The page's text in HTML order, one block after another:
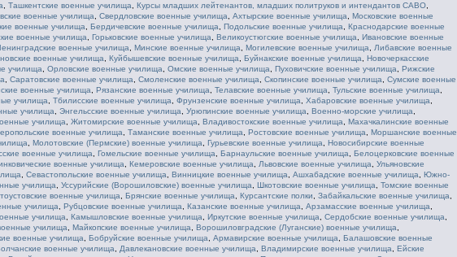
Ташкентские военные училища Курсы младших лейтенантов, младших политруков и интендантов САВО,
военные училища Свердловские военные училища Ахтырские военные училища
Московские военные
военные училища Бердичевские военные училища Подольские военные училища
Краснодарские военные
военные училища Горьковские военные училища Великоустюгские военные училища
Ивановские военные
военные училища Минские военные училища Могилевские военные училища
Либавские военные
военные училища Куйбышевские военные училища Буйнакские военные училища
Новочеркасские
училища Орловские военные училища Омские военные училища Пуховичские военные училища
Рижские
Саратовские военные училища Смоленские военные училища Скопинские военные училища
Сумские военные
военные училища Рязанские военные училища Телавские военные училища Тульские военные училища
училища Тбилисские военные училища Фрунзенские военные училища Хабаровские военные училища
училища Энгельсские военные училища Урюпинские военные училища Военно-морские училища
училища Житомирские военные училища Владивостокские военные училища
Махачкалинские военные
военные училища Таманские военные училища Ростовские военные училища
Моршанские военные
Молотовские (Пермские) военные училища Гурьевские военные училища
Новосибирские военные
военные училища Гомельские военные училища Барнаульские военные училища
Белоцерковские военные
военные училища Кемеровские военные училища Львовские военные училища
Ульяновcкие
Севастопольские военные училища Винницкие военные училища Ашхабадские военные училища
Южно-
училища Уссурийские (Ворошиловские) военные училища Шкотовские военные училища
Томские военные
военные училища Брянские военные училища Курсантские полки Забайкальские военные училища
училища Рубцовские военные училища Казанские военные училища Арзамасские военные училища
училища Камышловские военные училища Иркутские военные училища Сердобские военные училища
училища Майкопские военные училища Ворошиловградские (Луганские) военные училища
военные училища Бобруйские военные училища Армавирские военные училища
Балашовские военные
военные училища Давлекановские военные училища Владимирские военные училища
Ейские